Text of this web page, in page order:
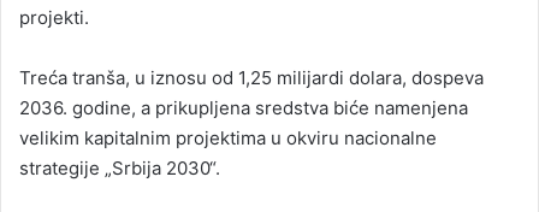
projekti.
Treća tranša, u iznosu od 1,25 milijardi dolara, dospeva
2036. godine, a prikupljena sredstva biće namenjena
velikim kapitalnim projektima u okviru nacionalne
strategije „Srbija 2030“.